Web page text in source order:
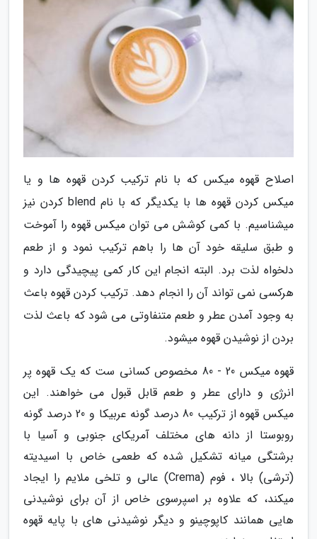
اصلاح قهوه میکس که با نام ترکیب کردن قهوه ها و یا
میکس کردن قهوه ها با یکدیگر که با نام blend کردن نیز
میشناسیم. با کمی کوشش می توان میکس قهوه را آموخت
و طبق سلیقه خود آن ها را باهم ترکیب نمود و از طعم
دلخواه لذت برد. البته انجام این کار کمی پیچیدگی دارد و
هرکسی نمی تواند آن را انجام دهد. ترکیب کردن قهوه باعث
به وجود آمدن عطر و طعم متنفاوتی می شود که باعث لذت
بردن از نوشیدن قهوه میشود.
قهوه میکس 20 - 80 مخصوص کسانی ست که یک قهوه پر
انرژی و دارای عطر و طعم قابل قبول می خواهند. این
میکس قهوه از ترکیب 80 درصد گونه عربیکا و 20 درصد گونه
روبوستا از دانه های مختلف آمریکای جنوبی و آسیا با
برشتگی میانه تشکیل شده که طعمی خاص با اسیدیته
(ترشی) بالا ، فوم (Crema) عالی و تلخی ملایم را ایجاد
میکند، که علاوه بر اسپرسوی خاص از آن برای نوشیدنی
هایی همانند کاپوچینو و دیگر نوشیدنی های با پایه قهوه